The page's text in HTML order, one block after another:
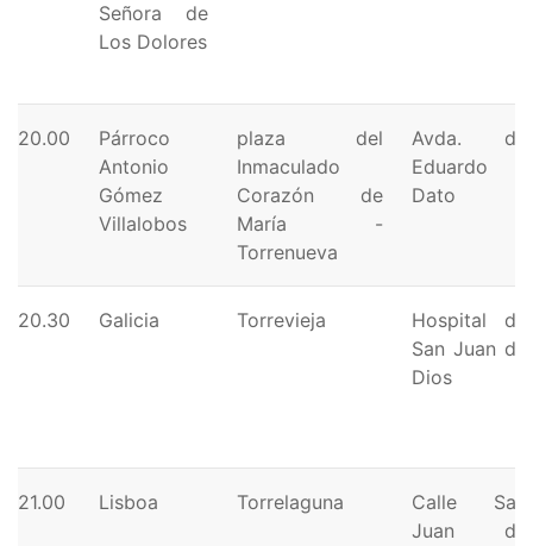
Señora de
Los Dolores
20.00
Párroco
Antonio
Gómez
Villalobos
plaza del
Inmaculado
Corazón de
María -
Torrenueva
Avda. de
Eduardo
Dato
20.30 Galicia Torrevieja
Hospital de
San Juan de
Dios
21.00 Lisboa Torrelaguna
Calle San
Juan de